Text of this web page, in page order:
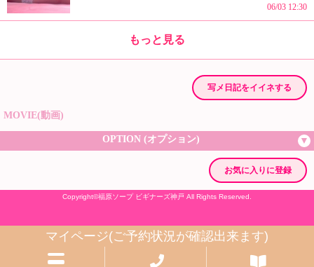
写メ日記をイイネする
MOVIE(動画)
OPTION (オプション)
お気に入りに登録
マイページ(ご予約状況が確認出来ます)
Copyright©福原ソープ ビギナーズ神戸 All Rights Reserved.